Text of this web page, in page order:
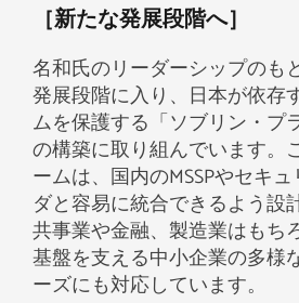
［新たな発展段階へ］
名和氏のリーダーシップのも
発展段階に入り、日本が依存
ムを保護する「ソブリン・プ
の構築に取り組んでいます。
ームは、国内のMSSPやセキ
ダと容易に統合できるよう設
共事業や金融、製造業はもち
基盤を支える中小企業の多様
ーズにも対応しています。